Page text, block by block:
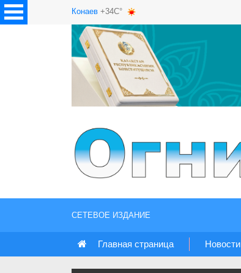
Конаев +34C°
СЕТЕВОЕ ИЗДАНИЕ
Главная страница Новости